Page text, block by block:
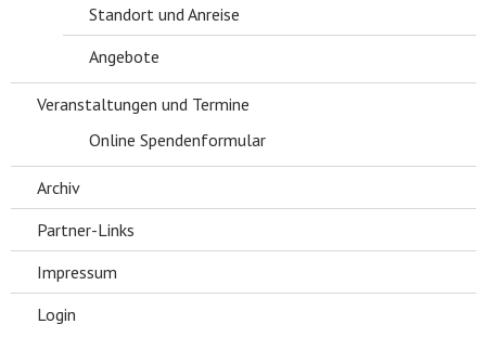
Standort und Anreise
Angebote
Veranstaltungen und Termine
Online Spendenformular
Archiv
Partner-Links
Impressum
Login